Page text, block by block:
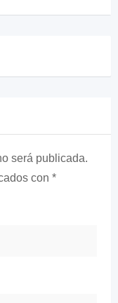
será publicada.
con *